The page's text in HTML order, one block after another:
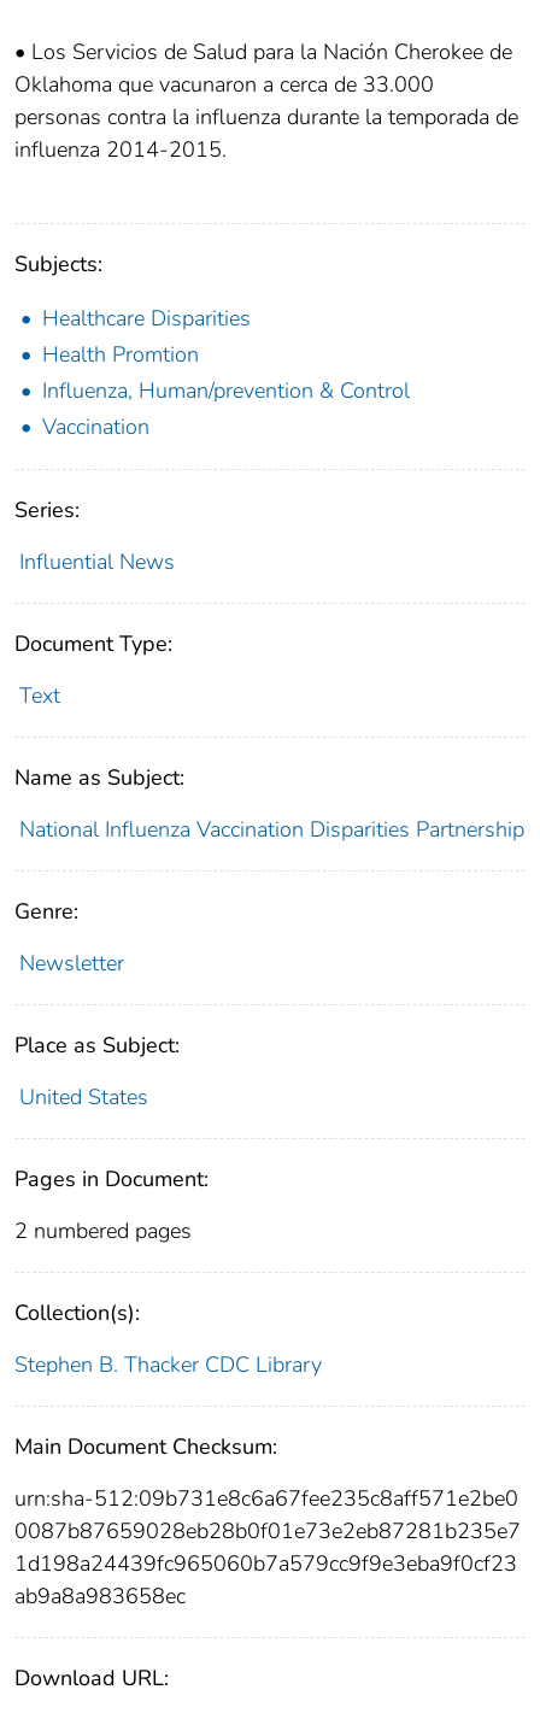
• Los Servicios de Salud para la Nación Cherokee de
Oklahoma que vacunaron a cerca de 33.000
personas contra la influenza durante la temporada de
influenza 2014-2015.
Subjects:
Healthcare Disparities
Health Promtion
Influenza, Human/prevention & Control
Vaccination
Series:
Influential News
Document Type:
Text
Name as Subject:
National Influenza Vaccination Disparities Partnership
Genre:
Newsletter
Place as Subject:
United States
Pages in Document:
2 numbered pages
Collection(s):
Stephen B. Thacker CDC Library
Main Document Checksum:
urn:sha-512:09b731e8c6a67fee235c8aff571e2be0
0087b87659028eb28b0f01e73e2eb87281b235e7
1d198a24439fc965060b7a579cc9f9e3eba9f0cf23
ab9a8a983658ec
Download URL: